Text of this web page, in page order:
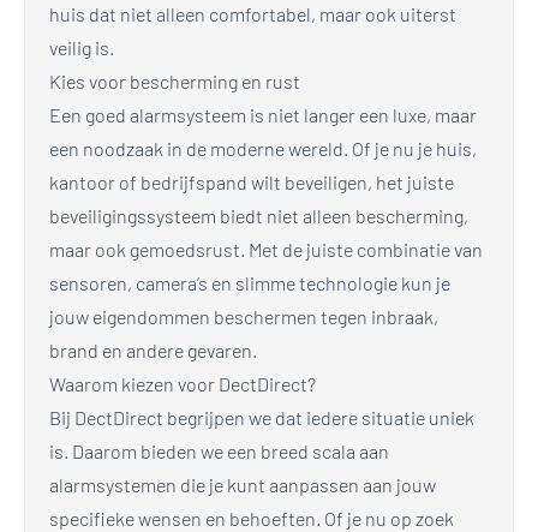
huis dat niet alleen comfortabel, maar ook uiterst
veilig is.
Kies voor bescherming en rust
Een goed alarmsysteem is niet langer een luxe, maar
een noodzaak in de moderne wereld. Of je nu je huis,
kantoor of bedrijfspand wilt beveiligen, het juiste
beveiligingssysteem biedt niet alleen bescherming,
maar ook gemoedsrust. Met de juiste combinatie van
sensoren, camera’s en slimme technologie kun je
jouw eigendommen beschermen tegen inbraak,
brand en andere gevaren.
Waarom kiezen voor DectDirect?
Bij DectDirect begrijpen we dat iedere situatie uniek
is. Daarom bieden we een breed scala aan
alarmsystemen die je kunt aanpassen aan jouw
specifieke wensen en behoeften. Of je nu op zoek